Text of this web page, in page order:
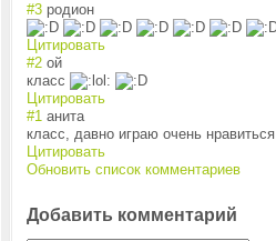
#3 родион
Цитировать
#2 ой
класс
Цитировать
#1 анита
класс, давно играю очень нравиться
Цитировать
Обновить список комментариев
Добавить комментарий